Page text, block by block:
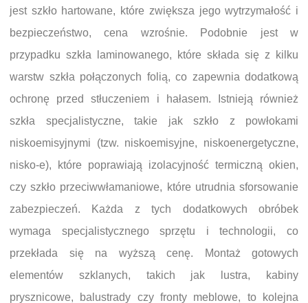
jest szkło hartowane, które zwiększa jego wytrzymałość i
bezpieczeństwo, cena wzrośnie. Podobnie jest w
przypadku szkła laminowanego, które składa się z kilku
warstw szkła połączonych folią, co zapewnia dodatkową
ochronę przed stłuczeniem i hałasem. Istnieją również
szkła specjalistyczne, takie jak szkło z powłokami
niskoemisyjnymi (tzw. niskoemisyjne, niskoenergetyczne,
nisko-e), które poprawiają izolacyjność termiczną okien,
czy szkło przeciwwłamaniowe, które utrudnia sforsowanie
zabezpieczeń. Każda z tych dodatkowych obróbek
wymaga specjalistycznego sprzętu i technologii, co
przekłada się na wyższą cenę. Montaż gotowych
elementów szklanych, takich jak lustra, kabiny
prysznicowe, balustrady czy fronty meblowe, to kolejna